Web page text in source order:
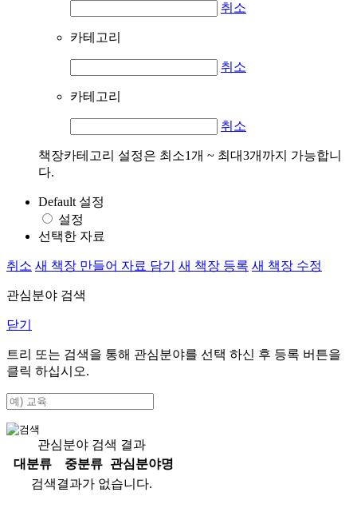
취소
카테고리
취소
카테고리
취소
책장카테고리 설정은 최소1개 ~ 최대3개까지 가능합니
다.
Default 설정
설정
선택한 자료
취소 새 책장 만들어 자료 담기 새 책장 등록 새 책장 수정
관심분야 검색
닫기
트리 또는 검색을 통해 관심분야를 선택 하신 후 등록 버튼을
클릭 하십시오.
관심분야 검색 결과
대분류
중분류
관심분야명
검색결과가 없습니다.